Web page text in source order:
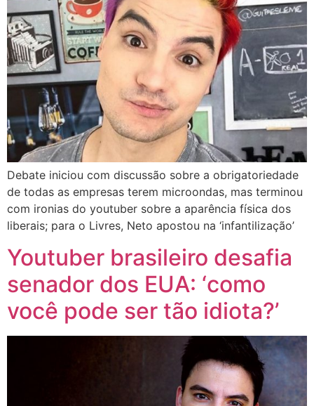
Debate iniciou com discussão sobre a obrigatoriedade
de todas as empresas terem microondas, mas terminou
com ironias do youtuber sobre a aparência física dos
liberais; para o Livres, Neto apostou na ‘infantilização’
Youtuber brasileiro desafia
senador dos EUA: ‘como
você pode ser tão idiota?’